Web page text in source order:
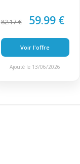
82.17 € 59.99 €
Voir l'offre
Ajouté le 13/06/2026